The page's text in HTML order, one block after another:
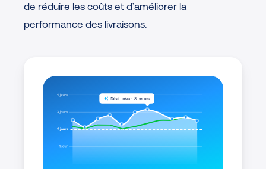
de réduire les coûts et d’améliorer la
performance des livraisons.